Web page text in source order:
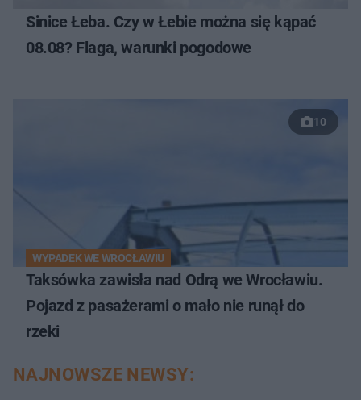
Sinice Łeba. Czy w Łebie można się kąpać
08.08? Flaga, warunki pogodowe
10
WYPADEK WE WROCŁAWIU
Taksówka zawisła nad Odrą we Wrocławiu.
Pojazd z pasażerami o mało nie runął do
rzeki
NAJNOWSZE NEWSY: